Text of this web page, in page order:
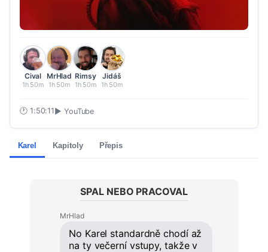
Cival
1h 50m
MrHlad
1h 50m
Rimsy
1h 50m
Jidáš
1h 50m
🕐 1:50:11 ▶ YouTube
Karel Kapitoly Přepis
SPAL NEBO PRACOVAL
MrHlad
No Karel standardně chodí až
na ty večerní vstupy, takže v